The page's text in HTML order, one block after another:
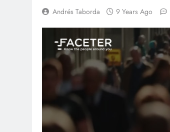
Andrés Taborda 9 Years Ago